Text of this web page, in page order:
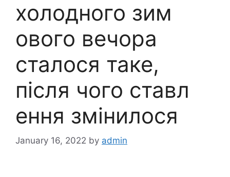
холодного зим
ового вечора
сталося таке,
після чого ставл
ення змінилося
January 16, 2022 by admin